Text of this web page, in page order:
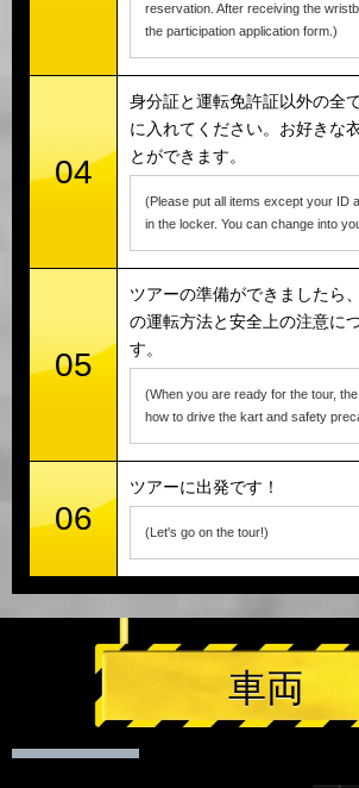
reservation. After receiving the
the participation application form.)
04
身分証と運転免許証以外の全
に入れてください。お好きな
とができます。
(Please put all items except your ID
in the locker. You can change into
05
ツアーの準備ができましたら
の運転方法と安全上の注意に
す。
(When you are ready for the tour,
how to drive the kart and safety
06
ツアーに出発です！
(Let's go on the tour!)
車両